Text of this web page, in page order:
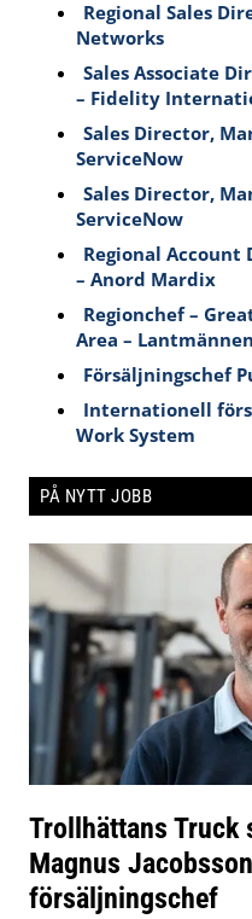
Regional Sales
Networks
Sales Associate
– Fidelity
Sales Director,
ServiceNow
Sales Director,
ServiceNow
Regional Account
– Anord Mardix
Regionchef –
Area –
Försäljningschef
Internationell
Work System
PÅ NYTT JOBB
Trollhättans Truck
Magnus
försäljningschef